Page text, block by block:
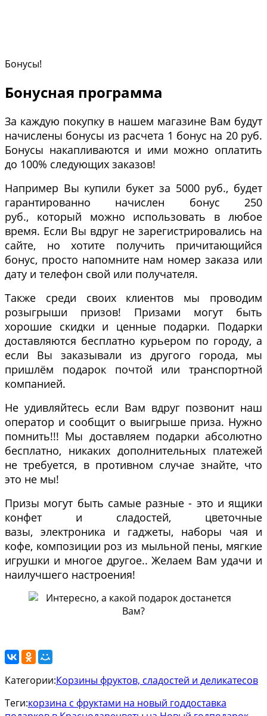
Бонусы!
Бонусная программа
За каждую покупку в нашем магазине Вам будут
начислены бонусы из расчета 1 бонус на 20 руб.
Бонусы накапливаются и ими можно оплатить
до 100% следующих заказов!
Например Вы купили букет за 5000 руб., будет
гарантированно начислен бонус 250
руб., который можно использовать в любое
время. Если Вы вдруг не зарегистрировались на
сайте, но хотите получить причитающийся
бонус, просто напомните нам номер заказа или
дату и телефон свой или получателя.
Также среди своих клиентов мы проводим
розыгрыши призов! Призами могут быть
хорошие скидки и ценные подарки. Подарки
доставляются бесплатно курьером по городу, а
если Вы заказывали из другого города, мы
пришлём подарок почтой или транспортной
компанией.
Не удивляйтесь если Вам вдруг позвонит наш
оператор и сообщит о выигрыше приза. Нужно
помнить!!! Мы доставляем подарки абсолютно
бесплатно, никаких дополнительных платежей
не требуется, в противном случае знайте, что
это не мы!
Призы могут быть самые разные - это и ящики
конфет и сладостей, цветочные
вазы, электроника и гаджеты, наборы чая и
кофе, композиции роз из мыльной пены, мягкие
игрушки и многое другое.. Желаем Вам удачи и
наилучшего настроения!
Категории:Корзины фруктов, сладостей и деликатесов
Теги:корзина с фруктами на новый годдоставка